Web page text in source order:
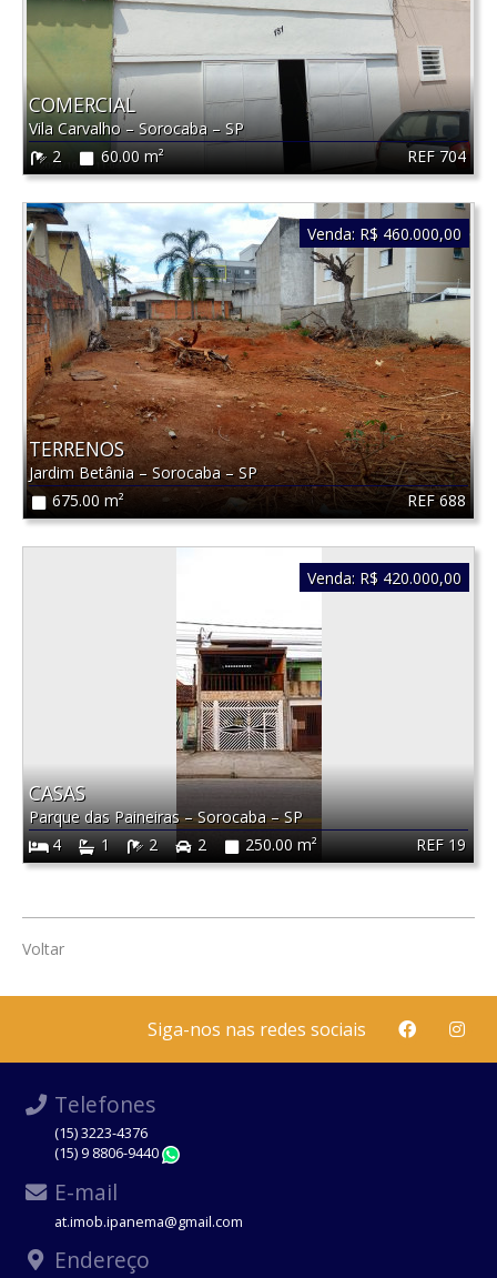
REF 704
COMERCIAL
Vila Carvalho–Sorocaba–SP
2
60.00 m²
REF 688
TERRENOS
Jardim Betânia–Sorocaba –SP
675.00 m²
Venda: R$ 460.000,00
REF 19
CASAS
Parque das Paineiras–Sorocaba–SP
4
1 2 2 250.00 m²
Venda: R$ 420.000,00
Voltar
Siga-nos nas redes sociais
Telefones
(15) 3223-4376
(15) 9 8806-9440
E-mail
at.imob.ipanema@gmail.com
Endereço